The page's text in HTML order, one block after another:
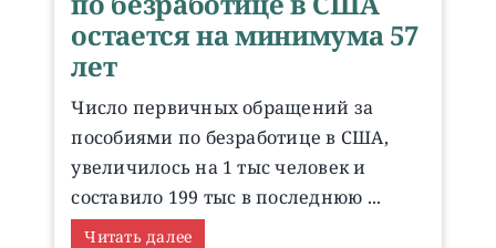
остается на минимума 57
лет
Число первичных обращений за
пособиями по безработице в США,
увеличилось на 1 тыс человек и
составило 199 тыс в последнюю ...
Читать далее